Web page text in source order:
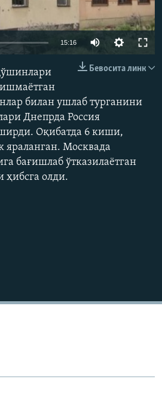
360p 480p
1080p
15:16
480p
1080p
Бевосита линк
билан ушлаб турганини
Днепрда Россия
Оқибатда 6 киши,
яраланган. Москвада
бағишлаб ўтказилаëтган
ҳибсга олди.